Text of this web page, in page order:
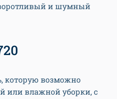
и шумный
которую возможно
или влажной уборки, с